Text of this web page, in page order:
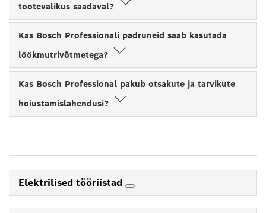
tootevalikus saadaval?
Kas Bosch Professionali padruneid saab kasutada
löökmutrivõtmetega?
Kas Bosch Professional pakub otsakute ja tarvikute
hoiustamislahendusi?
Elektrilised tööriistad